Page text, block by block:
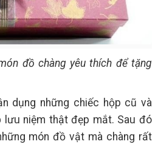
đồ chàng yêu thích để tặng
dụng những chiếc hộp cũ và
lưu niệm thật đẹp mắt. Sau đó
món đồ vật mà chàng rất